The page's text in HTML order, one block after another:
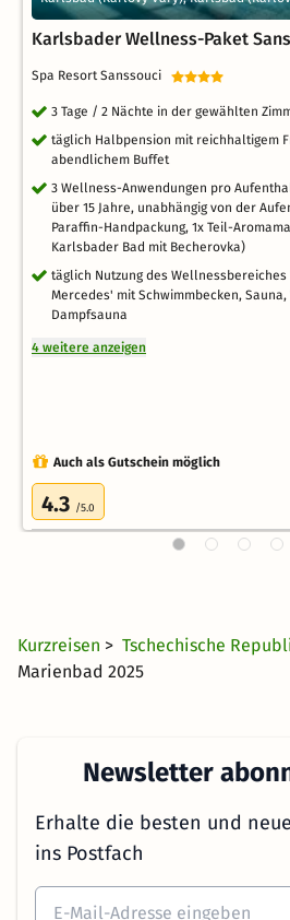
Karlsbader Wellness-Paket
Spa Resort Sanssouci
3 Tage / 2 Nächte in der gewählten
täglich Halbpension mit reichhaltigem
abendlichem Buffet
3 Wellness-Anwendungen pro
über 15 Jahre, unabhängig von der
Paraffin-Handpackung, 1x Teil-
Karlsbader Bad mit Becherovka)
täglich Nutzung des
Mercedes' mit Schwimmbecken,
Dampfsauna
4 weitere anzeigen
Auch als Gutschein möglich
4.3 /5.0
Kurzreisen > Tschechische
Marienbad 2025
Newsletter
Erhalte die besten und
ins Postfach